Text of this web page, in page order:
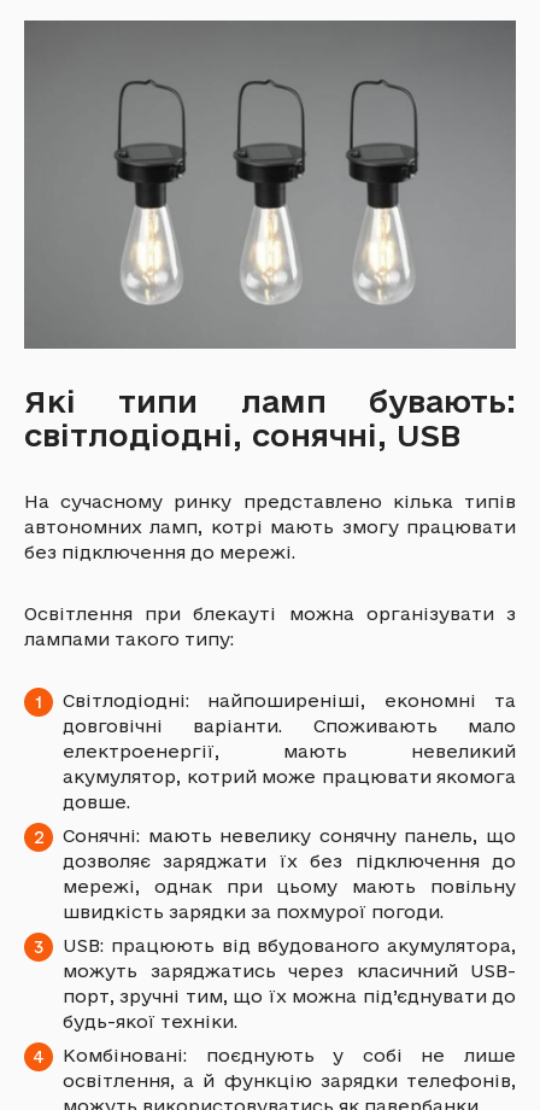
Які типи ламп бувають:
світлодіодні, сонячні, USB
На сучасному ринку представлено кілька типів
автономних ламп, котрі мають змогу працювати
без підключення до мережі.
Освітлення при блекауті можна організувати з
лампами такого типу:
Світлодіодні: найпоширеніші, економні та
довговічні варіанти. Споживають мало
електроенергії, мають невеликий
акумулятор, котрий може працювати якомога
довше.
Сонячні: мають невелику сонячну панель, що
дозволяє заряджати їх без підключення до
мережі, однак при цьому мають повільну
швидкість зарядки за похмурої погоди.
USB: працюють від вбудованого акумулятора,
можуть заряджатись через класичний USB-
порт, зручні тим, що їх можна під’єднувати до
будь-якої техніки.
Комбіновані: поєднують у собі не лише
освітлення, а й функцію зарядки телефонів,
можуть використовуватись як павербанки.